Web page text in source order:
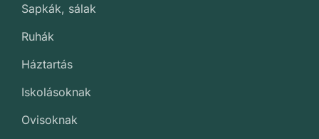
Sapkák, sálak
Ruhák
Háztartás
Iskolásoknak
Ovisoknak